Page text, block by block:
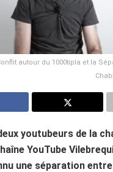
autour du 1000tipla et la
youtubeurs de la
YouTube
une séparation